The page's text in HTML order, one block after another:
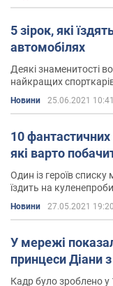
5 зірок, які
автомобілях
Деякі знаменитості
найкращих спорткарів
Новини 25.06.2021 10:41
10 фантастичних
які варто
Один із героїв
їздить на
Новини 27.05.2021 19:20
У мережі
принцеси Діани
Кадр було зроблено у